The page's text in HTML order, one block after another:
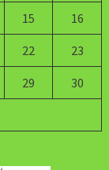
15 16
22 23
29 30